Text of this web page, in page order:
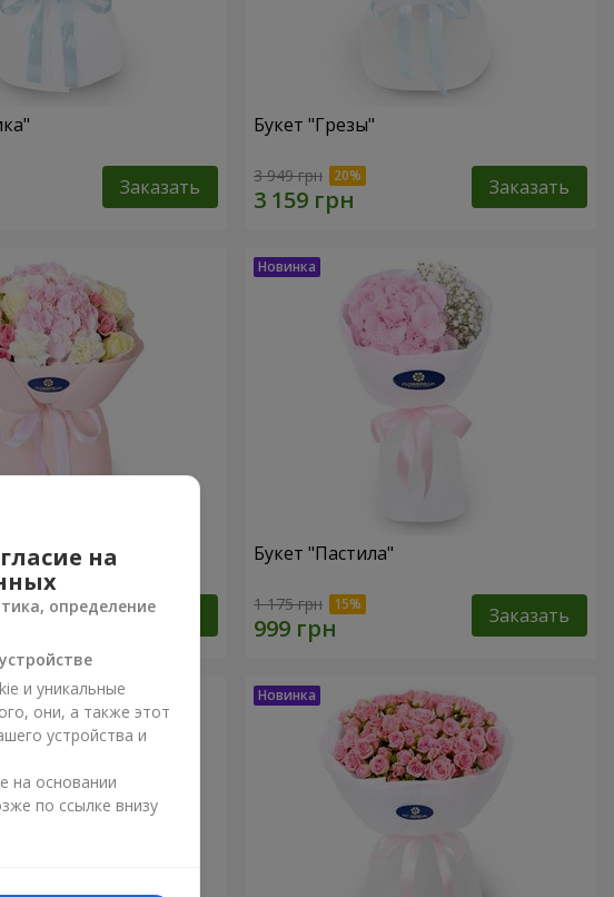
Заказать
Букет "Грезы"
3 949 грн Заказать
Заказать
Букет "Пастила"
1 175 грн Заказать
на
определение
и уникальные
они, а также этот
устройства и
на основании
по ссылке внизу